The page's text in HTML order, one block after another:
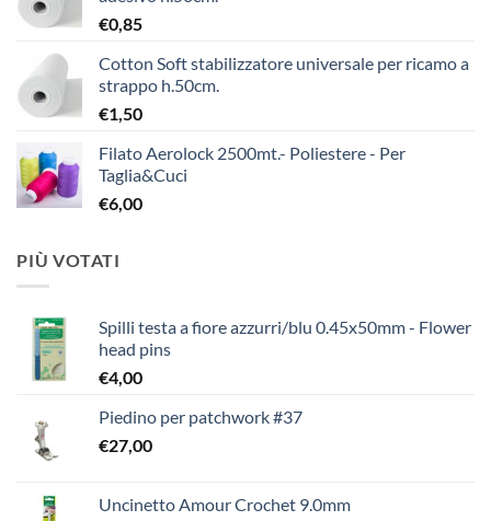
€0,85
Cotton Soft stabilizzatore universale per ricamo a
strappo h.50cm.
€1,50
Filato Aerolock 2500mt.- Poliestere - Per
Taglia&Cuci
€6,00
PIÙ VOTATI
Spilli testa a fiore azzurri/blu 0.45x50mm - Flower
head pins
€4,00
Piedino per patchwork #37
€27,00
Uncinetto Amour Crochet 9.0mm